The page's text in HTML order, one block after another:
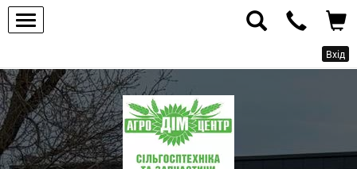
Вхід
ПП
"Агродім-
центр"
-